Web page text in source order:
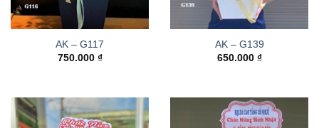
AK – G117
750.000 ₫
AK – G139
650.000 ₫